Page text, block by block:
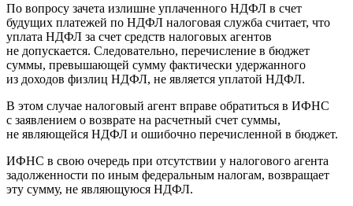
По вопросу зачета излишне уплаченного НДФЛ в счет
будущих платежей по НДФЛ налоговая служба считает, что
уплата НДФЛ за счет средств налоговых агентов
не допускается. Следовательно, перечисление в бюджет
суммы, превышающей сумму фактически удержанного
из доходов физлиц НДФЛ, не является уплатой НДФЛ.
В этом случае налоговый агент вправе обратиться в ИФНС
с заявлением о возврате на расчетный счет суммы,
не являющейся НДФЛ и ошибочно перечисленной в бюджет.
ИФНС в свою очередь при отсутствии у налогового агента
задолженности по иным федеральным налогам, возвращает
эту сумму, не являющуюся НДФЛ.